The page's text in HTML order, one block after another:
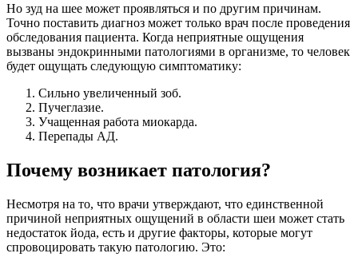
Но зуд на шее может проявляться и по другим причинам.
Точно поставить диагноз может только врач после проведения
обследования пациента. Когда неприятные ощущения
вызваны эндокринными патологиями в организме, то человек
будет ощущать следующую симптоматику:
Сильно увеличенный зоб.
Пучеглазие.
Учащенная работа миокарда.
Перепады АД.
Почему возникает патология?
Несмотря на то, что врачи утверждают, что единственной
причиной неприятных ощущений в области шеи может стать
недостаток йода, есть и другие факторы, которые могут
спровоцировать такую патологию. Это: